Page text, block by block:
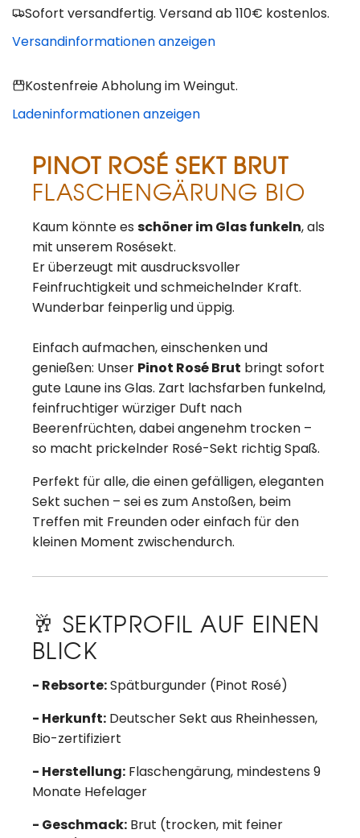
Sofort versandfertig. Versand ab 110€ kostenlos.
Versandinformationen anzeigen
Kostenfreie Abholung im Weingut.
Ladeninformationen anzeigen
PINOT ROSÉ SEKT BRUT
FLASCHENGÄRUNG BIO
Kaum könnte es schöner im Glas funkeln, als
mit unserem Rosésekt.
Er überzeugt mit ausdrucksvoller
Feinfruchtigkeit und schmeichelnder Kraft.
Wunderbar feinperlig und üppig.
Einfach aufmachen, einschenken und
genießen: Unser Pinot Rosé Brut bringt sofort
gute Laune ins Glas. Zart lachsfarben funkelnd,
feinfruchtiger würziger Duft nach
Beerenfrüchten, dabei angenehm trocken –
so macht prickelnder Rosé-Sekt richtig Spaß.
Perfekt für alle, die einen gefälligen, eleganten
Sekt suchen – sei es zum Anstoßen, beim
Treffen mit Freunden oder einfach für den
kleinen Moment zwischendurch.
🥂 SEKTPROFIL AUF EINEN
BLICK
- Rebsorte:Spätburgunder (Pinot Rosé)
- Herkunft: Deutscher Sekt aus Rheinhessen,
Bio-zertifiziert
- Herstellung: Flaschengärung, mindestens 9
Monate Hefelager
- Geschmack: Brut (trocken, mit feiner